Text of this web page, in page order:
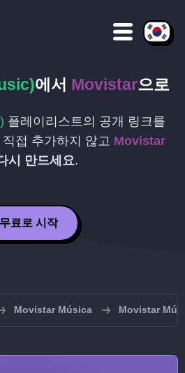
에서 Movistar으로
플레이리스트의 공개 링크를
접 추가하지 않고 Movistar
시 만드세요.
무료로 시작
Movistar Música Movistar